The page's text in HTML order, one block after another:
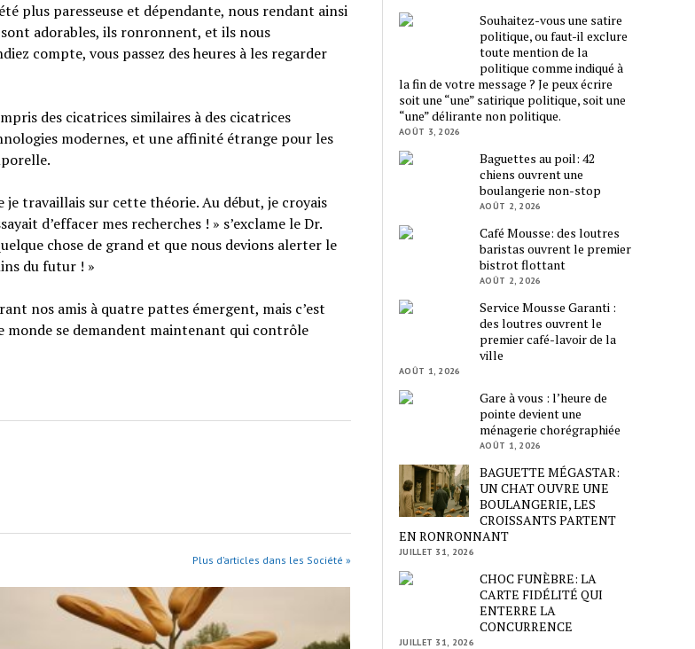
plus paresseuse et dépendante, nous rendant ainsi
adorables, ils ronronnent, et ils nous
compte, vous passez des heures à les regarder
des cicatrices similaires à des cicatrices
modernes, et une affinité étrange pour les
travaillais sur cette théorie. Au début, je croyais
d’effacer mes recherches ! » s’exclame le Dr.
chose de grand et que nous devions alerter le
du futur ! »
nos amis à quatre pattes émergent, mais c’est
monde se demandent maintenant qui contrôle
Plus d’articles dans les Société »
Souhaitez-vous une satire
politique, ou faut-il exclure
toute mention de la
politique comme indiqué à
la fin de votre message ? Je peux écrire
soit une “une” satirique politique, soit une
“une” délirante non politique.
AOÛT 3, 2026
Baguettes au poil: 42
chiens ouvrent une
boulangerie non-stop
AOÛT 2, 2026
Café Mousse: des loutres
baristas ouvrent le premier
bistrot flottant
AOÛT 2, 2026
Service Mousse Garanti :
des loutres ouvrent le
premier café-lavoir de la
ville
AOÛT 1, 2026
Gare à vous : l’heure de
pointe devient une
ménagerie chorégraphiée
AOÛT 1, 2026
BAGUETTE MÉGASTAR:
UN CHAT OUVRE UNE
BOULANGERIE, LES
CROISSANTS PARTENT
EN RONRONNANT
JUILLET 31, 2026
CHOC FUNÈBRE: LA
CARTE FIDÉLITÉ QUI
ENTERRE LA
CONCURRENCE
JUILLET 31, 2026